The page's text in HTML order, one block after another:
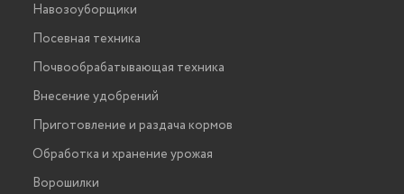
Навозоуборщики
Посевная техника
Почвообрабатывающая техника
Внесение удобрений
Приготовление и раздача кормов
Обработка и хранение урожая
Ворошилки